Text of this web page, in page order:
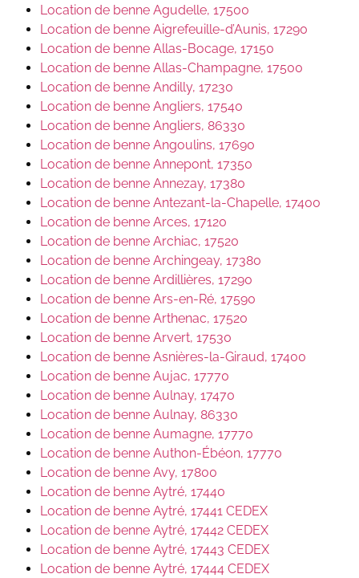
Location de benne Agudelle, 17500
Location de benne Aigrefeuille-d’Aunis, 17290
Location de benne Allas-Bocage, 17150
Location de benne Allas-Champagne, 17500
Location de benne Andilly, 17230
Location de benne Angliers, 17540
Location de benne Angliers, 86330
Location de benne Angoulins, 17690
Location de benne Annepont, 17350
Location de benne Annezay, 17380
Location de benne Antezant-la-Chapelle, 17400
Location de benne Arces, 17120
Location de benne Archiac, 17520
Location de benne Archingeay, 17380
Location de benne Ardillières, 17290
Location de benne Ars-en-Ré, 17590
Location de benne Arthenac, 17520
Location de benne Arvert, 17530
Location de benne Asnières-la-Giraud, 17400
Location de benne Aujac, 17770
Location de benne Aulnay, 17470
Location de benne Aulnay, 86330
Location de benne Aumagne, 17770
Location de benne Authon-Ébéon, 17770
Location de benne Avy, 17800
Location de benne Aytré, 17440
Location de benne Aytré, 17441 CEDEX
Location de benne Aytré, 17442 CEDEX
Location de benne Aytré, 17443 CEDEX
Location de benne Aytré, 17444 CEDEX